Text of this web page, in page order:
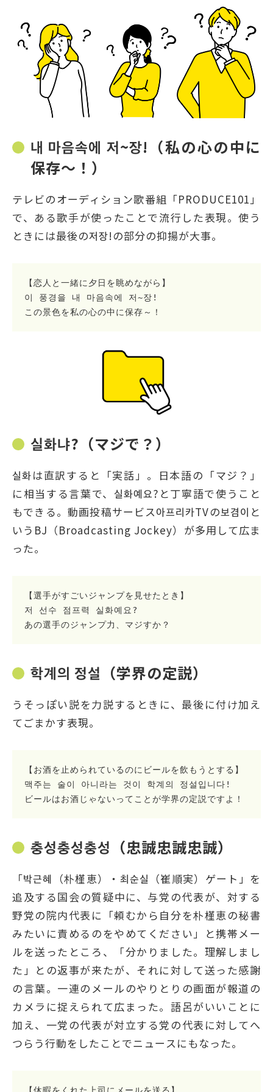
내 마음속에 저~장!（私の心の中に
保存～！）
テレビのオーディション歌番組「PRODUCE101」
で、ある歌手が使ったことで流行した表現。使う
ときには最後の저장!の部分の抑揚が大事。
【恋人と一緒に夕日を眺めながら】
이 풍경을 내 마음속에 저~장!
この景色を私の心の中に保存～！
실화냐?（マジで？）
실화は直訳すると「実話」。日本語の「マジ？」
に相当する言葉で、실화예요?と丁寧語で使うこと
もできる。動画投稿サービス아프리카TVの보겸이と
いうBJ（Broadcasting Jockey）が多用して広ま
った。
【選手がすごいジャンプを見せたとき】
저 선수 점프력 실화예요?
あの選手のジャンプ力、マジすか？
학계의 정설（学界の定説）
うそっぽい説を力説するときに、最後に付け加え
てごまかす表現。
【お酒を止められているのにビールを飲もうとする】
맥주는 술이 아니라는 것이 학계의 정설입니다!
ビールはお酒じゃないってことが学界の定説ですよ！
충성충성충성（忠誠忠誠忠誠）
「박근혜（朴槿恵）・최순실（崔順実）ゲート」を
追及する国会の質疑中に、与党の代表が、対する
野党の院内代表に「頼むから自分を朴槿恵の秘書
みたいに責めるのをやめてください」と携帯メー
ルを送ったところ、「分かりました。理解しまし
た」との返事が来たが、それに対して送った感謝
の言葉。一連のメールのやりとりの画面が報道の
カメラに捉えられて広まった。語呂がいいことに
加え、一党の代表が対立する党の代表に対してへ
つらう行動をしたことでニュースにもなった。
【休暇をくれた上司にメールを送る】